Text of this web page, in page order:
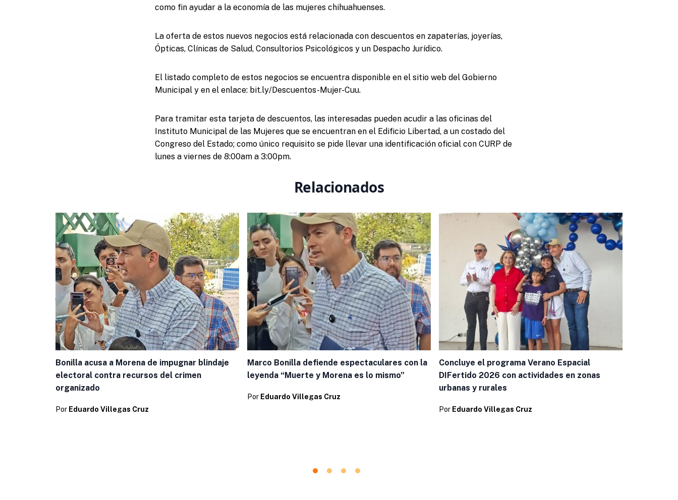
como fin ayudar a la economía de las mujeres chihuahuenses.
La oferta de estos nuevos negocios está relacionada con descuentos en zapaterías, joyerías,
Ópticas, Clínicas de Salud, Consultorios Psicológicos y un Despacho Jurídico.
El listado completo de estos negocios se encuentra disponible en el sitio web del Gobierno
Municipal y en el enlace: bit.ly/Descuentos-Mujer-Cuu.
Para tramitar esta tarjeta de descuentos, las interesadas pueden acudir a las oficinas del
Instituto Municipal de las Mujeres que se encuentran en el Edificio Libertad, a un costado del
Congreso del Estado; como único requisito se pide llevar una identificación oficial con CURP de
lunes a viernes de 8:00am a 3:00pm.
Relacionados
Bonilla acusa a Morena de impugnar blindaje
electoral contra recursos del crimen
organizado
Por Eduardo Villegas Cruz
Marco Bonilla defiende espectaculares con la
leyenda “Muerte y Morena es lo mismo”
Por Eduardo Villegas Cruz
Concluye el programa Verano Espacial
DIFertido 2026 con actividades en zonas
urbanas y rurales
Por Eduardo Villegas Cruz